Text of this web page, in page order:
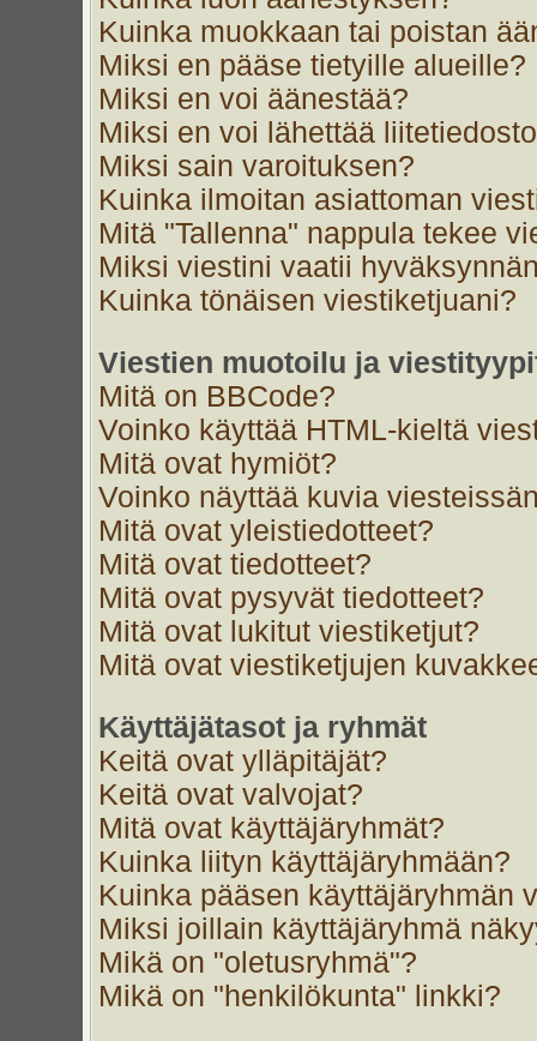
Kuinka muokkaan tai poistan
Miksi en pääse tietyille alueille?
Miksi en voi äänestää?
Miksi en voi lähettää
Miksi sain varoituksen?
Kuinka ilmoitan asiattoman
Mitä "Tallenna" nappula tekee
Miksi viestini vaatii
Kuinka tönäisen viestiketjuani?
Viestien muotoilu ja
Mitä on BBCode?
Voinko käyttää HTML-kieltä
Mitä ovat hymiöt?
Voinko näyttää kuvia
Mitä ovat yleistiedotteet?
Mitä ovat tiedotteet?
Mitä ovat pysyvät tiedotteet?
Mitä ovat lukitut viestiketjut?
Mitä ovat viestiketjujen
Käyttäjätasot ja ryhmät
Keitä ovat ylläpitäjät?
Keitä ovat valvojat?
Mitä ovat käyttäjäryhmät?
Kuinka liityn käyttäjäryhmään?
Kuinka pääsen käyttäjäryhmän
Miksi joillain käyttäjäryhmä
Mikä on "oletusryhmä"?
Mikä on "henkilökunta" linkki?